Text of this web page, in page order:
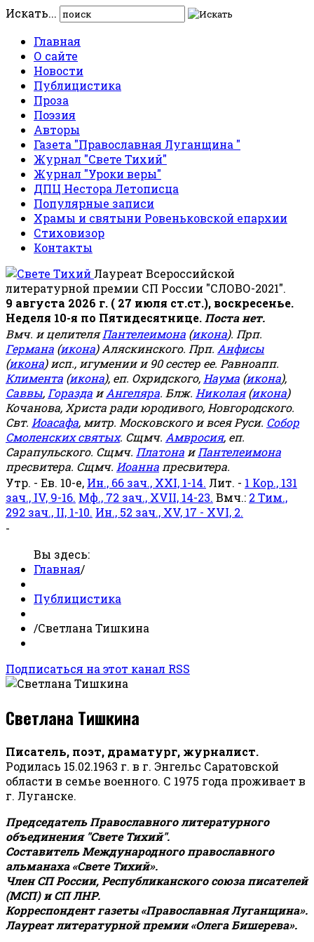
Искать...
Главная
О сайте
Новости
Публицистика
Проза
Поэзия
Авторы
Газета "Православная Луганщина "
Журнал "Свете Тихий"
Журнал "Уроки веры"
ДПЦ Нестора Летописца
Популярные записи
Храмы и святыни Ровеньковской епархии
Стиховизор
Контакты
Лауреат Всероссийской
литературной премии СП России "СЛОВО-2021".
9 августа 2026 г. ( 27 июля ст.ст.), воскресенье.
Неделя 10-я по Пятидесятнице. Поста нет.
Вмч. и целителяПантелеимона (икона). Прп.
Германа (икона) Аляскинского. Прп. Анфисы
(икона) исп., игумении и 90 сестер ее. Равноапп.
Климента (икона), еп. Охридского, Наума (икона),
Саввы, Горазда иАнгеляра. Блж. Николая(икона)
Кочанова, Христа ради юродивого, Новгородского.
Свт. Иоасафа, митр. Московского и всея Руси. Собор
Смоленских святых. Сщмч. Амвросия, еп.
Сарапульского. Сщмч. Платона иПантелеимона
пресвитера. Сщмч. Иоанна пресвитера.
Утр. - Ев. 10-е, Ин., 66 зач., XXI, 1-14. Лит. - 1 Кор., 131
зач., IV, 9-16. Мф., 72 зач., XVII, 14-23. Вмч.: 2 Тим.,
292 зач., II, 1-10. Ин., 52 зач., XV, 17 - XVI, 2.
-
Вы здесь:
Главная/
Публицистика
/Светлана Тишкина
Подписаться на этот канал RSS
Светлана Тишкина
Писатель, поэт, драматург, журналист.
Родилась 15.02.1963 г. в г. Энгельс Саратовской
области в семье военного. С 1975 года проживает в
г. Луганске.
Председатель Православного литературного
объединения "Свете Тихий".
Составитель Международного православного
альманаха «Свете Тихий».
Член СП России, Республиканского союза писателей
(МСП) и СП ЛНР.
Корреспондент газеты «Православная Луганщина».
Лауреат литературной премии «Олега Бишерева».